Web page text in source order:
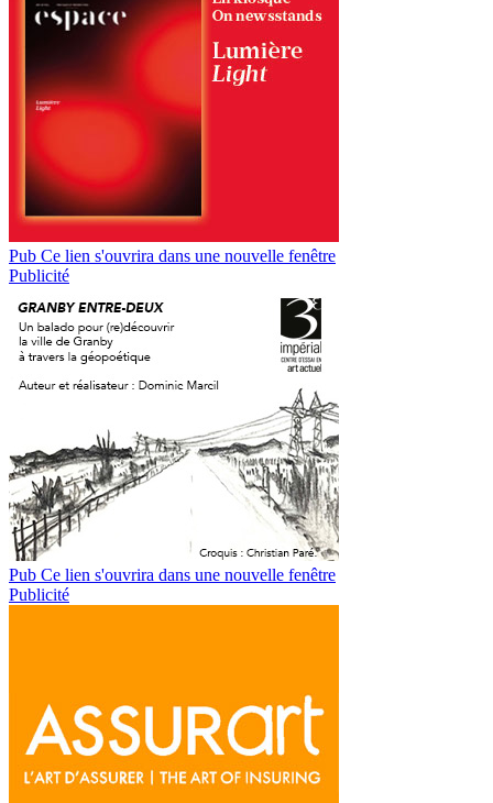
Pub Ce lien s'ouvrira dans une nouvelle fenêtre
Publicité
Pub Ce lien s'ouvrira dans une nouvelle fenêtre
Publicité